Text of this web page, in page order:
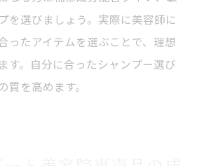
を選びましょう。実際に美容師に
ったアイテムを選ぶことで、理想
す。自分に合ったシャンプー選び
質を高めます。